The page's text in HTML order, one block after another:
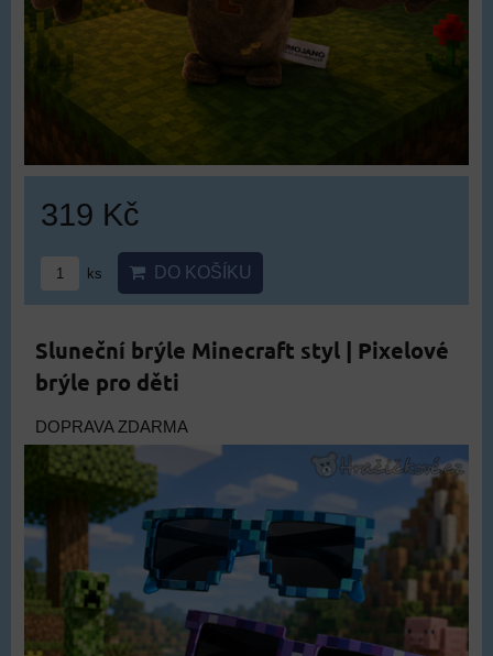
319 Kč
ks DO KOŠÍKU
Sluneční brýle Minecraft styl | Pixelové
brýle pro děti
DOPRAVA ZDARMA